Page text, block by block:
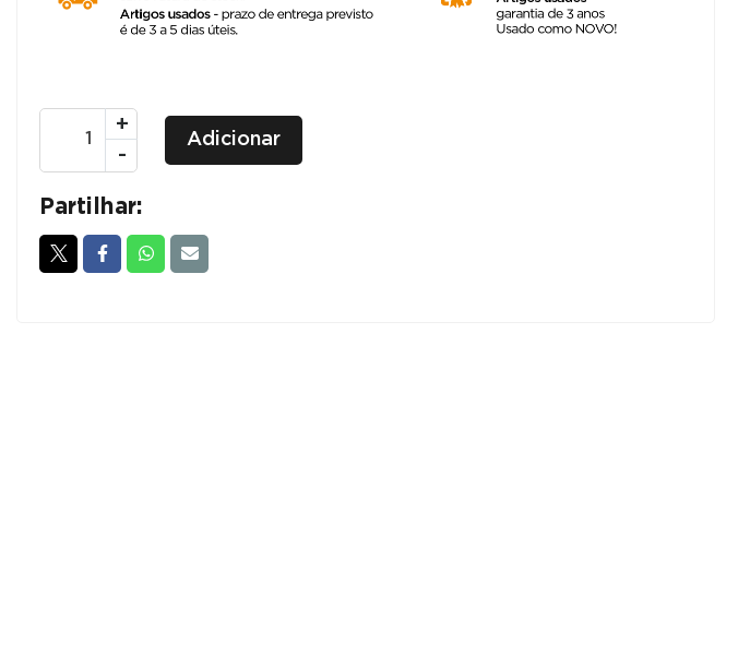
Quantidade
CACIFOS
METÁLICOS
C/
+
-
Adicionar
Partilhar: